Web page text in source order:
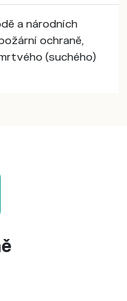
a národních
ochraně,
(suchého)